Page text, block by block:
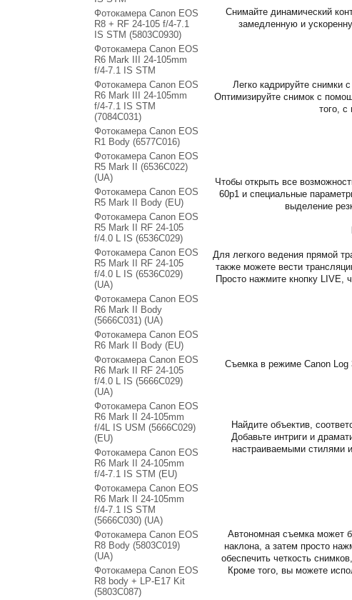
Снимайте динамический
замедленную и
Легко кадрируйте снимки
Оптимизируйте снимок с
того,
Чтобы открыть все
60p1 и специальные
выделение
Для легкого ведения прямой
также можете вести
Просто нажмите кнопку LIVE,
Съемка в режиме Canon Log
Найдите объектив,
Добавьте интриги и
настраиваемыми стилями
Автономная съемка может
наклона, а затем просто
обеспечить четкость
Кроме того, вы можете
Фотокамера Canon EOS
R8 + RF 24-105 f/4-7.1
IS STM (5803C0930)
Фотокамера Canon EOS
R6 Mark III 24-105mm
f/4-7.1 IS STM
Фотокамера Canon EOS
R6 Mark III 24-105mm
f/4-7.1 IS STM
(7084C031)
Фотокамера Canon EOS
R1 Body (6577C016)
Фотокамера Canon EOS
R5 Mark II (6536C022)
(UA)
Фотокамера Canon EOS
R5 Mark II Body (EU)
Фотокамера Canon EOS
R5 Mark II RF 24-105
f/4.0 L IS (6536C029)
Фотокамера Canon EOS
R5 Mark II RF 24-105
f/4.0 L IS (6536C029)
(UA)
Фотокамера Canon EOS
R6 Mark II Body
(5666C031) (UA)
Фотокамера Canon EOS
R6 Mark II Body (EU)
Фотокамера Canon EOS
R6 Mark II RF 24-105
f/4.0 L IS (5666C029)
(UA)
Фотокамера Canon EOS
R6 Mark II 24-105mm
f/4L IS USM (5666C029)
(EU)
Фотокамера Canon EOS
R6 Mark II 24-105mm
f/4-7.1 IS STM (EU)
Фотокамера Canon EOS
R6 Mark II 24-105mm
f/4-7.1 IS STM
(5666C030) (UA)
Фотокамера Canon EOS
R8 Body (5803C019)
(UA)
Фотокамера Canon EOS
R8 body + LP-E17 Kit
(5803C087)